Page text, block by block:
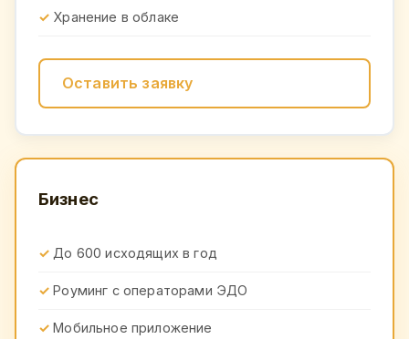
Хранение в облаке
Оставить заявку
Бизнес
До 600 исходящих в год
Роуминг с операторами ЭДО
Мобильное приложение